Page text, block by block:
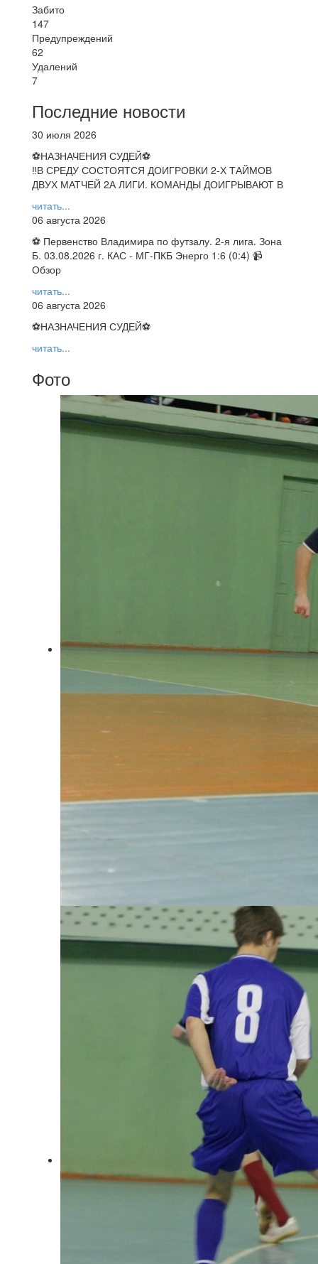
Забито
147
Предупреждений
62
Удалений
7
Последние новости
30 июля 2026
⚽НАЗНАЧЕНИЯ СУДЕЙ⚽
‼В СРЕДУ СОСТОЯТСЯ ДОИГРОВКИ 2-Х ТАЙМОВ
ДВУХ МАТЧЕЙ 2А ЛИГИ. КОМАНДЫ ДОИГРЫВАЮТ В
читать...
06 августа 2026
⚽ Первенство Владимира по футзалу. 2-я лига. Зона
Б. 03.08.2026 г. КАС - МГ-ПКБ Энерго 1:6 (0:4) 📹
Обзор
читать...
06 августа 2026
⚽НАЗНАЧЕНИЯ СУДЕЙ⚽
читать...
Фото